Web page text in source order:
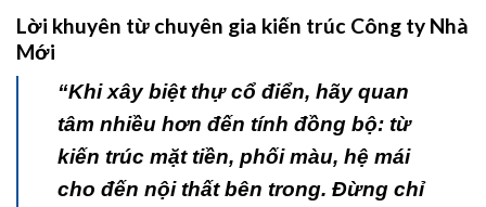
Lời khuyên từ chuyên gia kiến trúc Công ty Nhà
Mới
“Khi xây biệt thự cổ điển, hãy quan
tâm nhiều hơn đến tính đồng bộ: từ
kiến trúc mặt tiền, phối màu, hệ mái
cho đến nội thất bên trong. Đừng chỉ